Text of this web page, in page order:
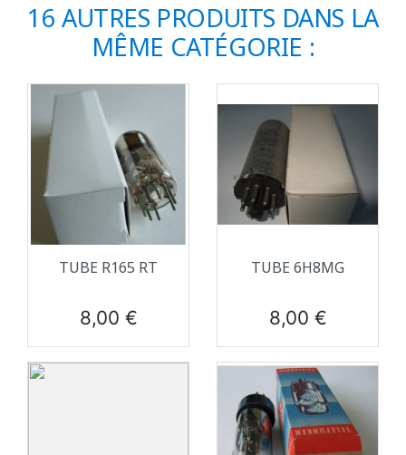
16 AUTRES PRODUITS DANS LA
MÊME CATÉGORIE :
TUBE R165 RT
Prix
8,00 €
TUBE 6H8MG
Prix
8,00 €